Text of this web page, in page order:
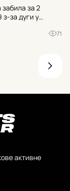
забила за 2
з-за дуги у
71
активне